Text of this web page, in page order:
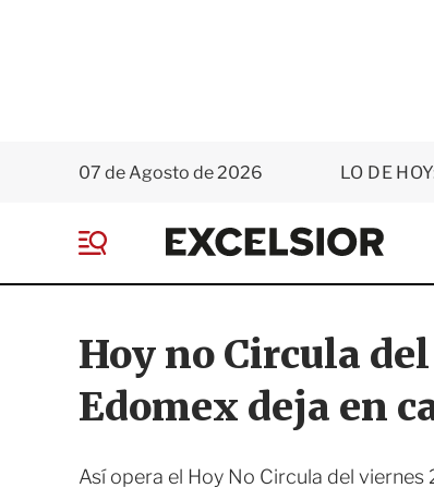
07 de Agosto de 2026 LO DE
E
x
e
s
i
o
e
Hoy no Circula
Edomex deja en
Así opera el Hoy No Circula del